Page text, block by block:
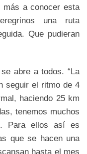
más a conocer esta
una ruta
Que pudieran
abre a todos. “La
seguir el ritmo de 4
haciendo 25 km
tenemos muchos
Para ellos así es
que se hacen una
hasta el mes